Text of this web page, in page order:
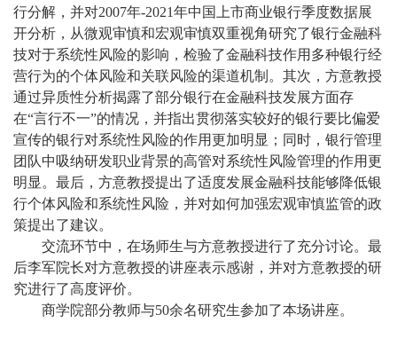
行分解，并对2007年-2021年中国上市商业银行季度数据展
开分析，从微观审慎和宏观审慎双重视角研究了银行金融科
技对于系统性风险的影响，检验了金融科技作用多种银行经
营行为的个体风险和关联风险的渠道机制。其次，方意教授
通过异质性分析揭露了部分银行在金融科技发展方面存
在“言行不一”的情况，并指出贯彻落实较好的银行要比偏爱
宣传的银行对系统性风险的作用更加明显；同时，银行管理
团队中吸纳研发职业背景的高管对系统性风险管理的作用更
明显。最后，方意教授提出了适度发展金融科技能够降低银
行个体风险和系统性风险，并对如何加强宏观审慎监管的政
策提出了建议。
交流环节中，在场师生与方意教授进行了充分讨论。最
后李军院长对方意教授的讲座表示感谢，并对方意教授的研
究进行了高度评价。
商学院部分教师与50余名研究生参加了本场讲座。